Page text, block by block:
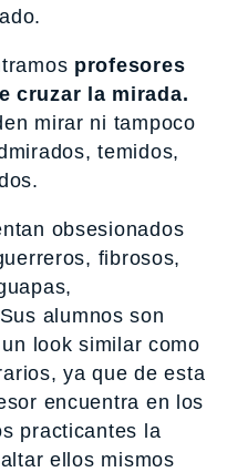
profesores
cruzar la mirada.
mirar ni tampoco
temidos,
obsesionados
fibrosos,
alumnos son
look similar como
ya que de esta
encuentra en los
practicantes la
ellos mismos